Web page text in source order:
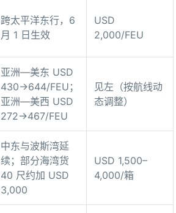
跨太平洋东行，6
月 1 日生效
USD
2,000/FEU
亚洲—美东 USD
430→644/FEU；
亚洲—美西 USD
272→467/FEU
见左（按航线动
态调整）
中东与波斯湾延
续；部分海湾货
40 尺约加 USD
3,000
USD 1,500–
4,000/箱